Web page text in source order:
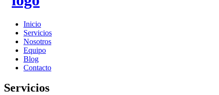
Inicio
Servicios
Nosotros
Equipo
Blog
Contacto
Servicios